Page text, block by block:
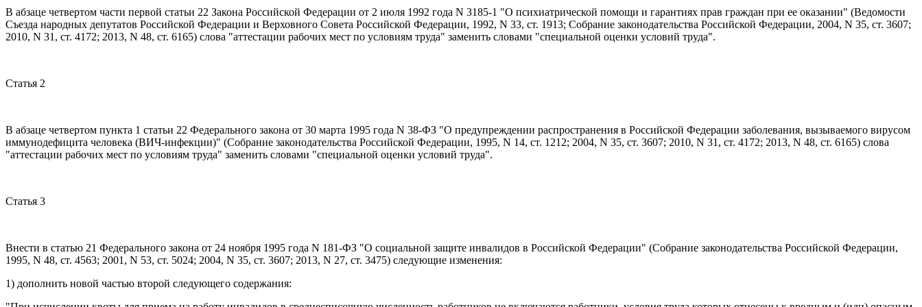
В абзаце четвертом части первой статьи 22 Закона Российской Федерации от 2 июля 1992 года N 3185-1 "О психиатрической помощи и гарантиях прав граждан при ее оказании" (Ведомости
Съезда народных депутатов Российской Федерации и Верховного Совета Российской Федерации, 1992, N 33, ст. 1913; Собрание законодательства Российской Федерации, 2004, N 35, ст. 3607;
2010, N 31, ст. 4172; 2013, N 48, ст. 6165) слова "аттестации рабочих мест по условиям труда" заменить словами "специальной оценки условий труда".
Статья 2
В абзаце четвертом пункта 1 статьи 22 Федерального закона от 30 марта 1995 года N 38-ФЗ "О предупреждении распространения в Российской Федерации заболевания, вызываемого вирусом
иммунодефицита человека (ВИЧ-инфекции)" (Собрание законодательства Российской Федерации, 1995, N 14, ст. 1212; 2004, N 35, ст. 3607; 2010, N 31, ст. 4172; 2013, N 48, ст. 6165) слова
"аттестации рабочих мест по условиям труда" заменить словами "специальной оценки условий труда".
Статья 3
Внести в статью 21 Федерального закона от 24 ноября 1995 года N 181-ФЗ "О социальной защите инвалидов в Российской Федерации" (Собрание законодательства Российской Федерации,
1995, N 48, ст. 4563; 2001, N 53, ст. 5024; 2004, N 35, ст. 3607; 2013, N 27, ст. 3475) следующие изменения:
1) дополнить новой частью второй следующего содержания: